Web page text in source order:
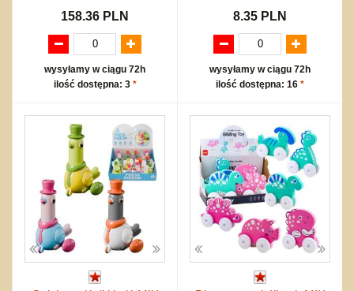
158.36 PLN
wysyłamy w ciągu 72h
ilość dostępna: 3 *
8.35 PLN
wysyłamy w ciągu 72h
ilość dostępna: 16 *